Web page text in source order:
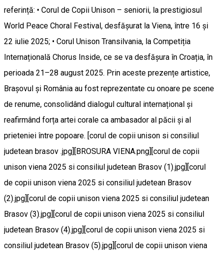
referință: • Corul de Copii Unison – seniorii, la prestigiosul
World Peace Choral Festival, desfășurat la Viena, între 16 și
22 iulie 2025; • Corul Unison Transilvania, la Competiția
Internațională Chorus Inside, ce se va desfășura în Croația, în
perioada 21–28 august 2025. Prin aceste prezențe artistice,
Brașovul și România au fost reprezentate cu onoare pe scene
de renume, consolidând dialogul cultural internațional și
reafirmând forța artei corale ca ambasador al păcii și al
prieteniei între popoare. [corul de copii unison si consiliul
judetean brasov .jpg][BROSURA VIENA.png][corul de copii
unison viena 2025 si consiliul judetean Brasov (1).jpg][corul
de copii unison viena 2025 si consiliul judetean Brasov
(2).jpg][corul de copii unison viena 2025 si consiliul judetean
Brasov (3).jpg][corul de copii unison viena 2025 si consiliul
judetean Brasov (4).jpg][corul de copii unison viena 2025 si
consiliul judetean Brasov (5).jpg][corul de copii unison viena